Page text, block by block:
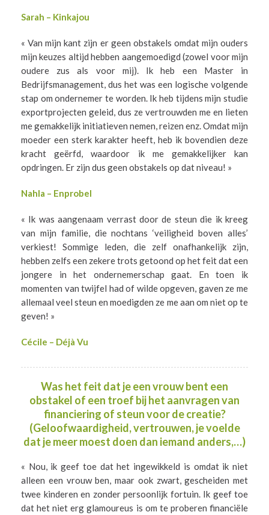
Sarah – Kinkajou
« Van mijn kant zijn er geen obstakels omdat mijn ouders
mijn keuzes altijd hebben aangemoedigd (zowel voor mijn
oudere zus als voor mij). Ik heb een Master in
Bedrijfsmanagement, dus het was een logische volgende
stap om ondernemer te worden. Ik heb tijdens mijn studie
exportprojecten geleid, dus ze vertrouwden me en lieten
me gemakkelijk initiatieven nemen, reizen enz. Omdat mijn
moeder een sterk karakter heeft, heb ik bovendien deze
kracht geërfd, waardoor ik me gemakkelijker kan
opdringen. Er zijn dus geen obstakels op dat niveau! »
Nahla – Enprobel
« Ik was aangenaam verrast door de steun die ik kreeg
van mijn familie, die nochtans ‘veiligheid boven alles’
verkiest! Sommige leden, die zelf onafhankelijk zijn,
hebben zelfs een zekere trots getoond op het feit dat een
jongere in het ondernemerschap gaat. En toen ik
momenten van twijfel had of wilde opgeven, gaven ze me
allemaal veel steun en moedigden ze me aan om niet op te
geven! »
Cécile – Déjà Vu
Was het feit dat je een vrouw bent een
obstakel of een troef bij het aanvragen van
financiering of steun voor de creatie?
(Geloofwaardigheid, vertrouwen, je voelde
dat je meer moest doen dan iemand anders,…)
« Nou, ik geef toe dat het ingewikkeld is omdat ik niet
alleen een vrouw ben, maar ook zwart, gescheiden met
twee kinderen en zonder persoonlijk fortuin. Ik geef toe
dat het niet erg glamoureus is om te proberen financiële